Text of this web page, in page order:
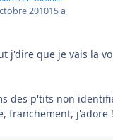
201015 a
j'dire que je vais la
des p'tits non
franchement, j'adore !